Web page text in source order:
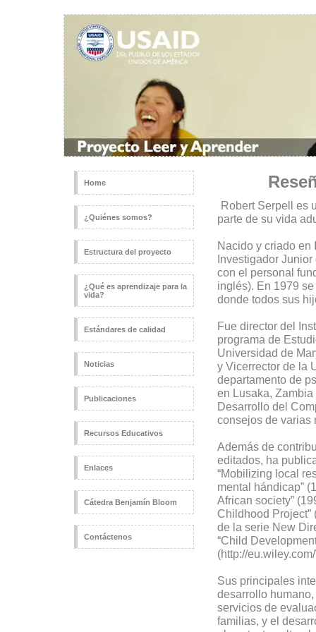
Home
¿Quiénes somos?
Estructura del proyecto
¿Qué es aprendizaje para la
vida?
Estándares de calidad
Noticias
Publicaciones
Recursos Educativos
Enlaces
Cátedra Benjamín Bloom
Contáctenos
Robert Serpell es
parte de su vida
Nacido y criado en
Investigador
con el personal
inglés). En 1979
donde todos sus
Fue director del
programa de
Universidad de
y Vicerrector de la
departamento de
en Lusaka,
Desarrollo del
consejos de varias
Además de
editados, ha
“Mobilizing local
mental hándicap”
African society”
Childhood
de la serie New
“Child
(http://
Sus principales
desarrollo
servicios de
familias, y el